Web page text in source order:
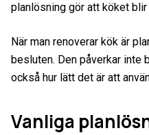
planlösning gör att köket
När man renoverar kök är
besluten. Den påverkar inte
också hur lätt det är att
Vanliga